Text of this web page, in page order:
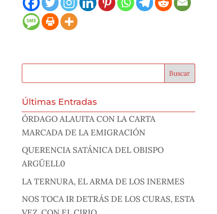
Últimas Entradas
ÓRDAGO ALAUITA CON LA CARTA
MARCADA DE LA EMIGRACIÓN
QUERENCIA SATÁNICA DEL OBISPO
ARGÜELL0
LA TERNURA, EL ARMA DE LOS INERMES
NOS TOCA IR DETRÁS DE LOS CURAS, ESTA